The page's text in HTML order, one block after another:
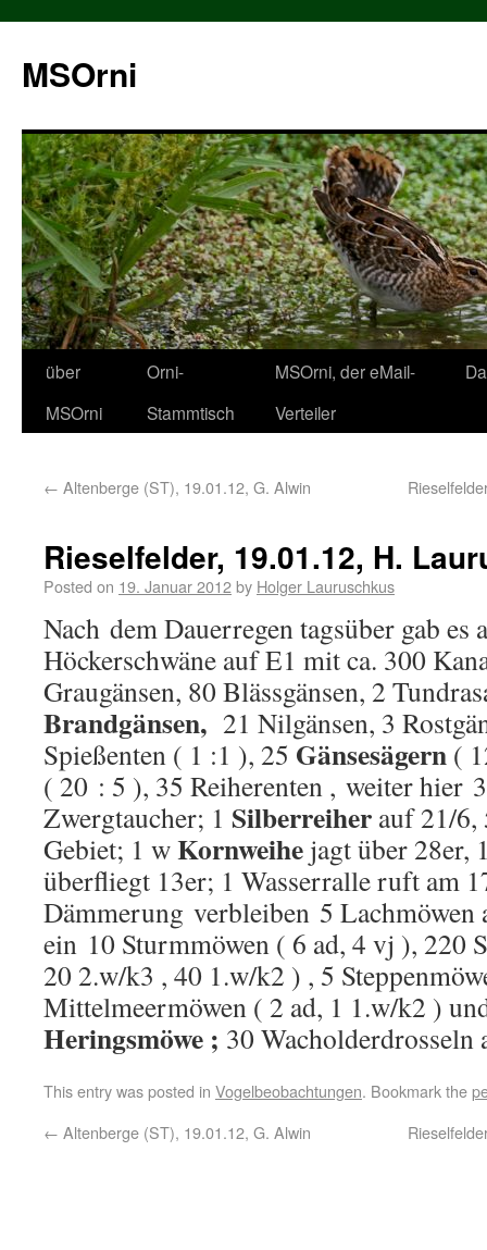
MSOrni
über
MSOrni
Orni-
Stammtisch
MSOrni, der eMail-
Verteiler
← Altenberge (ST), 19.01.12, G. Alwin
Rieselfelder, 19.01.12, H.
Posted on 19. Januar 2012by Holger Lauruschkus
Nach dem Dauerregen tagsüber gab es
Höckerschwäne auf E1 mit ca. 300
Graugänsen, 80 Blässgänsen, 2
Brandgänsen, 21 Nilgänsen, 3
Spießenten ( 1 :1 ), 25 Gänsesägern (
( 20 : 5 ), 35 Reiherenten , weiter hier
Zwergtaucher; 1 Silberreiher auf 21/6,
Gebiet; 1 wKornweihe jagt über 28er,
überfliegt 13er; 1 Wasserralle ruft am
Dämmerung verbleiben 5 Lachmöwen
ein 10 Sturmmöwen ( 6 ad, 4 vj ), 220
20 2.w/k3 , 40 1.w/k2 ) , 5
Mittelmeermöwen ( 2 ad, 1 1.w/k2 )
Heringsmöwe ; 30 Wacholderdrosseln
This entry was posted in Vogelbeobachtungen. Bookmark the
← Altenberge (ST), 19.01.12, G. Alwin